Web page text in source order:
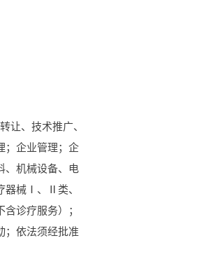
让、技术推广、
；企业管理；企
、机械设备、电
器械Ⅰ、Ⅱ类、
诊疗服务）；
；依法须经批准